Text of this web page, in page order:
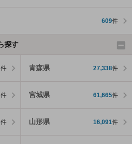
609件
探す
件 青森県 27,338件
件 宮城県 61,665件
件 山形県 16,091件